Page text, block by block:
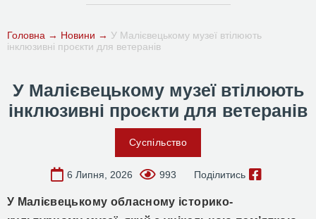
Головна → Новини → У Малієвецькому музеї втілюють
інклюзивні проєкти для ветеранів
У Малієвецькому музеї втілюють
інклюзивні проєкти для ветеранів
Суспільство
6 Липня, 2026 993 Поділитись
У Малієвецькому обласному історико-